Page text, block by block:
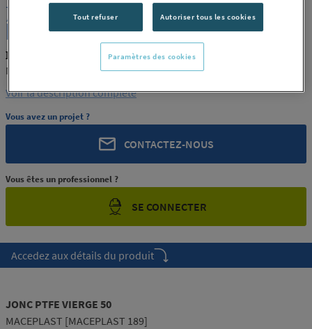
JONC PTFE VIERGE 50 MACEPLAST
[MACEPLAST 189]
MACEPLAST MACEPLAST 189
MACEPLAST [MACEPLAST 189]
Voir la description complète
Vous avez un projet ?
CONTACTEZ-NOUS
Vous êtes un professionnel ?
SE CONNECTER
Accedez aux détails du produit
JONC PTFE VIERGE 50
MACEPLAST [MACEPLAST 189]
Tout refuser Autoriser tous les cookies
Paramètres des cookies